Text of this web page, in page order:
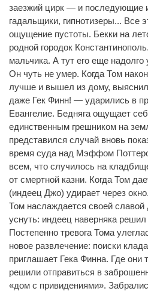
заезжий цирк — и последующие
гадальщики, гипнотизеры... Все
ощущение пустоты. Бекки на
родной городок
мальчика. А тут его еще
Он чуть не умер. Когда Том
лучше и вышел из дому,
даже Гек Финн! — ударились в
Евангелие. Бедняга ощущает
единственным грешником на
представился случай вновь
время суда над Мэффом
всем, что случилось на
от смертной казни. Когда Том
(индеец Джо) удирает через
Том наслаждается своей
уснуть: индеец наверняка
Постепенно тревога Тома
новое развлечение: поиски
приглашает Гека Финна. Где они
решили отправиться в
«дом с привидениями».